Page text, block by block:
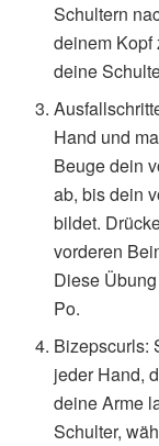
Schultern
deinem Kopf
deine
Hand und
Beuge dein
ab, bis dein
bildet.
vorderen
Diese
Po.
Bizepscurls:
jeder Hand,
deine Arme
Schulter,